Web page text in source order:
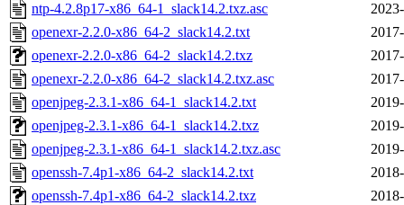
ntp-4.2.8p17-x86_64-1_slack14.2.txz.asc
openexr-2.2.0-x86_64-2_slack14.2.txt
openexr-2.2.0-x86_64-2_slack14.2.txz
openexr-2.2.0-x86_64-2_slack14.2.txz.asc
openjpeg-2.3.1-x86_64-1_slack14.2.txt
openjpeg-2.3.1-x86_64-1_slack14.2.txz
openjpeg-2.3.1-x86_64-1_slack14.2.txz.asc
openssh-7.4p1-x86_64-2_slack14.2.txt
openssh-7.4p1-x86_64-2_slack14.2.txz